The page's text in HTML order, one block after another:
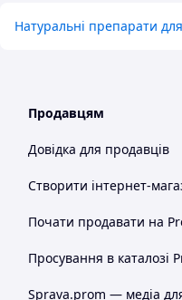
Натуральні препарати
Продавцям
Довідка для продавців
Створити інтернет-
Почати продавати на
Просування в каталозі
Sprava.prom — медіа